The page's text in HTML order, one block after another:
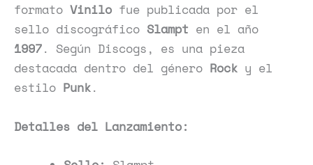
formato Vinilo fue publicada por el
sello discográfico Slampt en el año
1997. Según Discogs, es una pieza
destacada dentro del género Rock y el
estilo Punk.
Detalles del Lanzamiento: